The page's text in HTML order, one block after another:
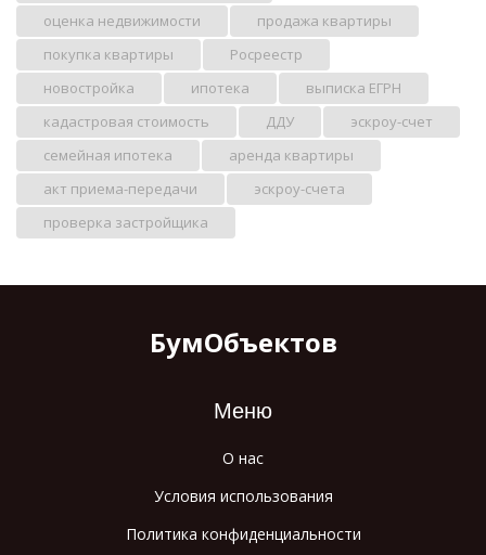
оценка недвижимости
продажа квартиры
покупка квартиры
Росреестр
новостройка
ипотека
выписка ЕГРН
кадастровая стоимость
ДДУ
эскроу-счет
семейная ипотека
аренда квартиры
акт приема-передачи
эскроу-счета
проверка застройщика
БумОбъектов
Меню
О нас
Условия использования
Политика конфиденциальности